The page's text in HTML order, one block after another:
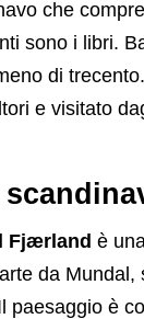
che
sono i libri.
di trecento.
e visitato
Fjærland è
da
paesaggio è